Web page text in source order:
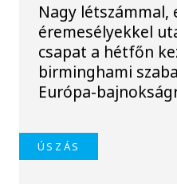
Nagy
éremesélyekkel
csapat a hétfőn
birminghami
Európa-
ÚSZÁS